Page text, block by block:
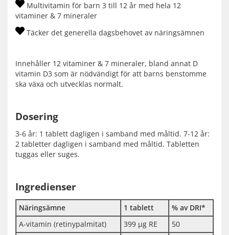
Multivitamin för barn 3 till 12 år med hela 12
vitaminer & 7 mineraler
Täcker det generella dagsbehovet av näringsämnen
Innehåller 12 vitaminer & 7 mineraler, bland annat D
vitamin D3 som är nödvändigt för att barns benstomme
ska växa och utvecklas normalt.
Dosering
3-6 år: 1 tablett dagligen i samband med måltid. 7-12 år:
2 tabletter dagligen i samband med måltid. Tabletten
tuggas eller suges.
Ingredienser
Näringsämne 1 tablett
% av DRI*
A-vitamin (retinypalmitat)
399 µg RE
50